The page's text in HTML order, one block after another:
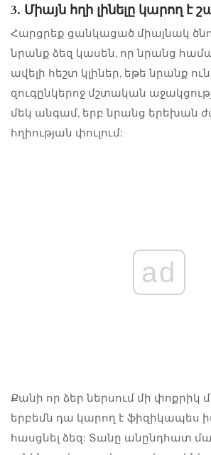
3. Միայն հղի լինելը կարող է
Հարցրեք ցանկացած միայնակ
նրանք ձեզ կասեն, որ նրանց
ավելի հեշտ կլիներ, եթե նրանք
զուգընկերոջ մշտական
մեկ անգամ, երբ նրանց երեխան
հղիության փուլում:
ad
Քանի որ ձեր ներսում մի փոքրիկ
երբեմն դա կարող է ֆիզիկապես
հասցնել ձեզ: Տանը անընդհատ